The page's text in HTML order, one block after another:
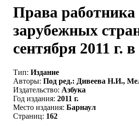
Права работника
зарубежных
сентября 2011 г.
Тип: Издание
Авторы: Под ред.: Дивеева Н.И.,
Издательство: Азбука
Год издания: 2011 г.
Место издания: Барнаул
Страниц: 162